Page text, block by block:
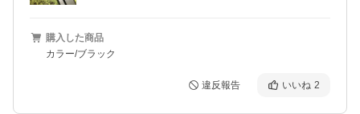
購入した商品
カラー/ブラック
違反報告 いいね 2